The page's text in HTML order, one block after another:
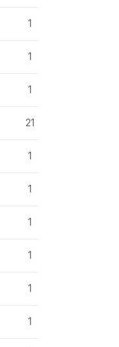
1
1
1
21
1
1
1
1
1
1